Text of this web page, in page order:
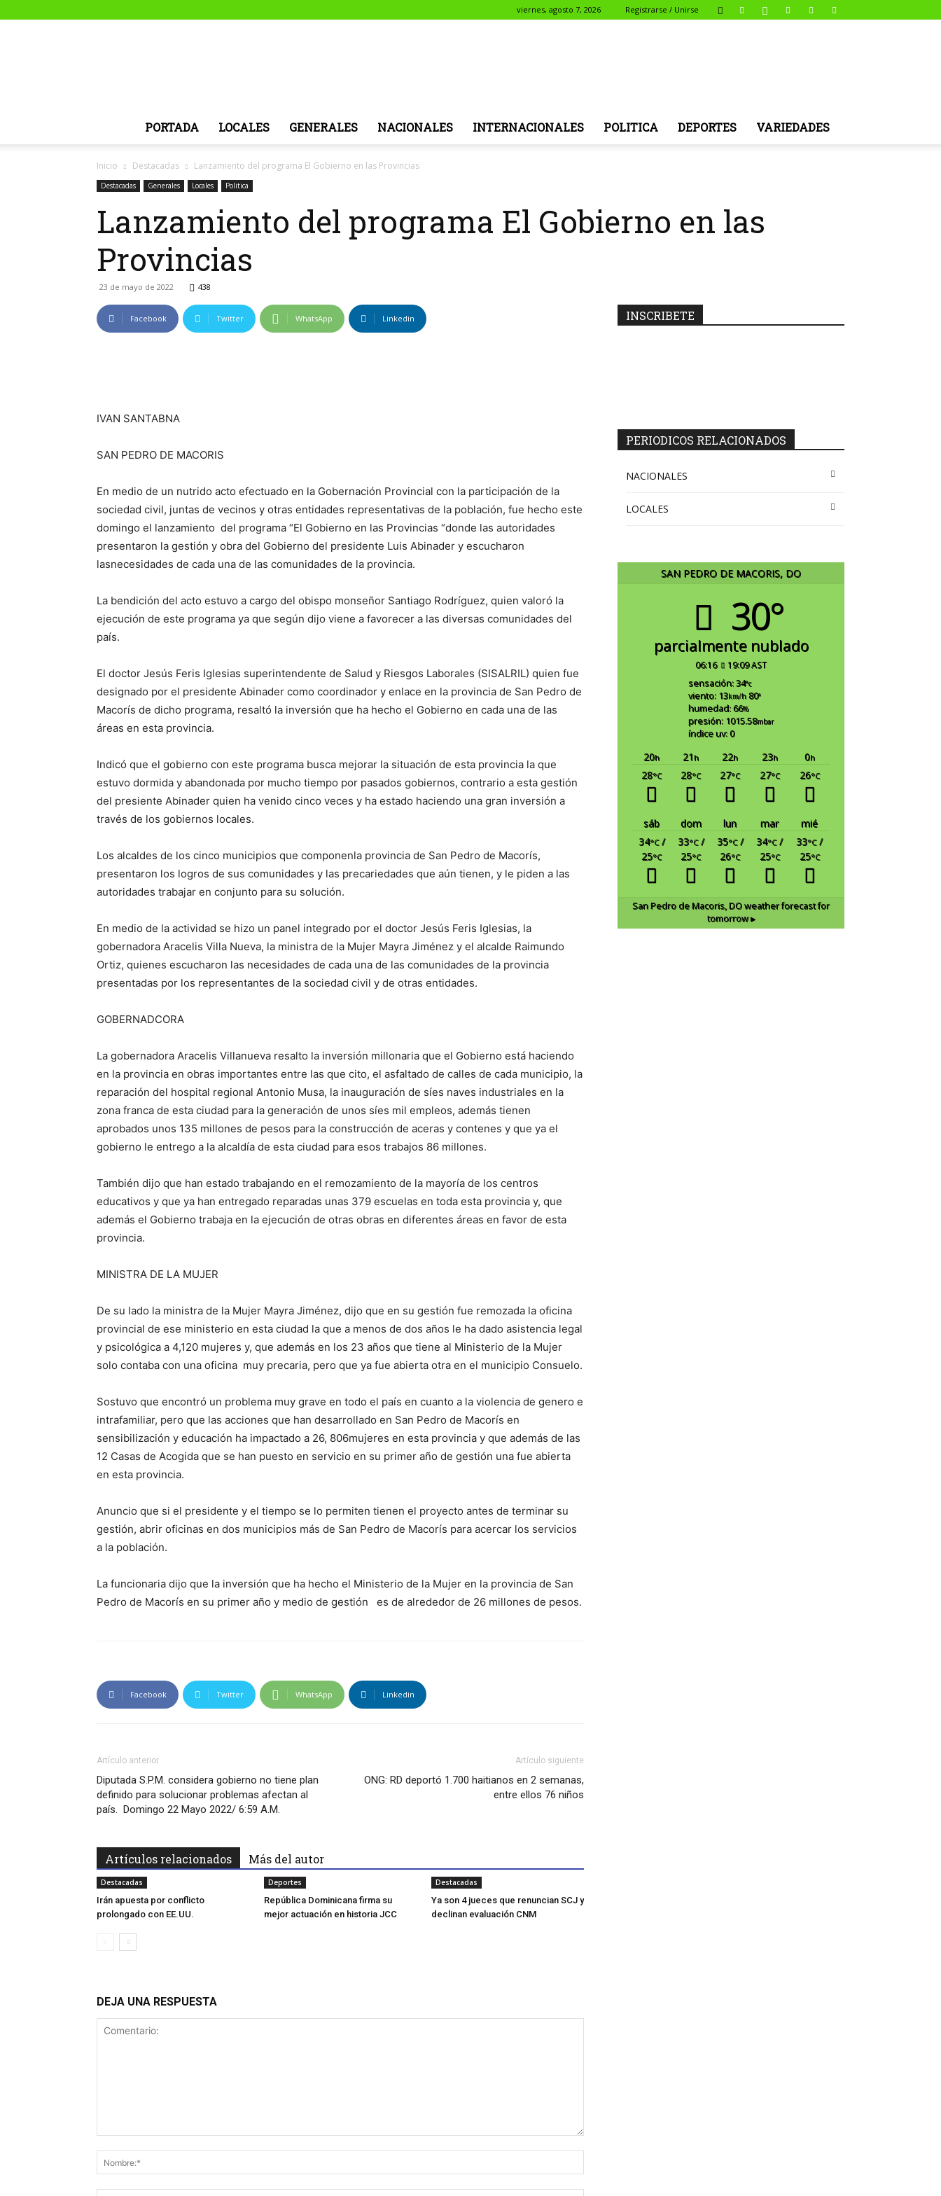
viernes, agosto 7, 2026 Registrarse / Unirse
PORTADA LOCALES GENERALES NACIONALES INTERNACIONALES POLITICA DEPORTES VARIEDADES
Inicio Destacadas Lanzamiento del programa El Gobierno en las Provincias
Destacadas Generales Locales Politica
Lanzamiento del programa El Gobierno en las
Provincias
23 de mayo de 2022 438
Facebook Twitter WhatsApp Linkedin
IVAN SANTABNA
SAN PEDRO DE MACORIS
En medio de un nutrido acto efectuado en la Gobernación Provincial con la participación de la
sociedad civil, juntas de vecinos y otras entidades representativas de la población, fue hecho este
domingo el lanzamiento del programa “El Gobierno en las Provincias “donde las autoridades
presentaron la gestión y obra del Gobierno del presidente Luis Abinader y escucharon
lasnecesidades de cada una de las comunidades de la provincia.
La bendición del acto estuvo a cargo del obispo monseñor Santiago Rodríguez, quien valoró la
ejecución de este programa ya que según dijo viene a favorecer a las diversas comunidades del
país.
El doctor Jesús Feris Iglesias superintendente de Salud y Riesgos Laborales (SISALRIL) quien fue
designado por el presidente Abinader como coordinador y enlace en la provincia de San Pedro de
Macorís de dicho programa, resaltó la inversión que ha hecho el Gobierno en cada una de las
áreas en esta provincia.
Indicó que el gobierno con este programa busca mejorar la situación de esta provincia la que
estuvo dormida y abandonada por mucho tiempo por pasados gobiernos, contrario a esta gestión
del presiente Abinader quien ha venido cinco veces y ha estado haciendo una gran inversión a
través de los gobiernos locales.
Los alcaldes de los cinco municipios que componenla provincia de San Pedro de Macorís,
presentaron los logros de sus comunidades y las precariedades que aún tienen, y le piden a las
autoridades trabajar en conjunto para su solución.
En medio de la actividad se hizo un panel integrado por el doctor Jesús Feris Iglesias, la
gobernadora Aracelis Villa Nueva, la ministra de la Mujer Mayra Jiménez y el alcalde Raimundo
Ortiz, quienes escucharon las necesidades de cada una de las comunidades de la provincia
presentadas por los representantes de la sociedad civil y de otras entidades.
GOBERNADCORA
La gobernadora Aracelis Villanueva resalto la inversión millonaria que el Gobierno está haciendo
en la provincia en obras importantes entre las que cito, el asfaltado de calles de cada municipio, la
reparación del hospital regional Antonio Musa, la inauguración de síes naves industriales en la
zona franca de esta ciudad para la generación de unos síes mil empleos, además tienen
aprobados unos 135 millones de pesos para la construcción de aceras y contenes y que ya el
gobierno le entrego a la alcaldía de esta ciudad para esos trabajos 86 millones.
También dijo que han estado trabajando en el remozamiento de la mayoría de los centros
educativos y que ya han entregado reparadas unas 379 escuelas en toda esta provincia y, que
además el Gobierno trabaja en la ejecución de otras obras en diferentes áreas en favor de esta
provincia.
MINISTRA DE LA MUJER
De su lado la ministra de la Mujer Mayra Jiménez, dijo que en su gestión fue remozada la oficina
provincial de ese ministerio en esta ciudad la que a menos de dos años le ha dado asistencia legal
y psicológica a 4,120 mujeres y, que además en los 23 años que tiene al Ministerio de la Mujer
solo contaba con una oficina muy precaria, pero que ya fue abierta otra en el municipio Consuelo.
Sostuvo que encontró un problema muy grave en todo el país en cuanto a la violencia de genero e
intrafamiliar, pero que las acciones que han desarrollado en San Pedro de Macorís en
sensibilización y educación ha impactado a 26, 806mujeres en esta provincia y que además de las
12 Casas de Acogida que se han puesto en servicio en su primer año de gestión una fue abierta
en esta provincia.
Anuncio que si el presidente y el tiempo se lo permiten tienen el proyecto antes de terminar su
gestión, abrir oficinas en dos municipios más de San Pedro de Macorís para acercar los servicios
a la población.
La funcionaria dijo que la inversión que ha hecho el Ministerio de la Mujer en la provincia de San
Pedro de Macorís en su primer año y medio de gestión es de alrededor de 26 millones de pesos.
Facebook Twitter WhatsApp Linkedin
Artículo anterior
Diputada S.P.M. considera gobierno no tiene plan
definido para solucionar problemas afectan al
país. Domingo 22 Mayo 2022/ 6:59 A.M.
Artículo siguiente
ONG: RD deportó 1.700 haitianos en 2 semanas,
entre ellos 76 niños
Artículos relacionados Más del autor
Destacadas
Irán apuesta por conflicto
prolongado con EE.UU.
Deportes
República Dominicana firma su
mejor actuación en historia JCC
Destacadas
Ya son 4 jueces que renuncian SCJ y
declinan evaluación CNM
DEJA UNA RESPUESTA
INSCRIBETE
PERIODICOS RELACIONADOS
NACIONALES
LOCALES
SAN PEDRO DE MACORIS, DO
30°
parcialmente nublado
06:16 19:09 AST
sensación: 34°c
viento: 13km/h 80°
humedad: 66%
presión: 1015.58mbar
índice uv: 0
20h 21 h 22h 23h 0h
28°C 28°C 27°C 27°C 26°C
sáb dom lun mar
mié
34°C/
25°C
33°C/
25°C
35°C/
26°C
34°C/
25°C
33°C/
25°C
San Pedro de Macoris, DOweather forecast for
tomorrow ▸